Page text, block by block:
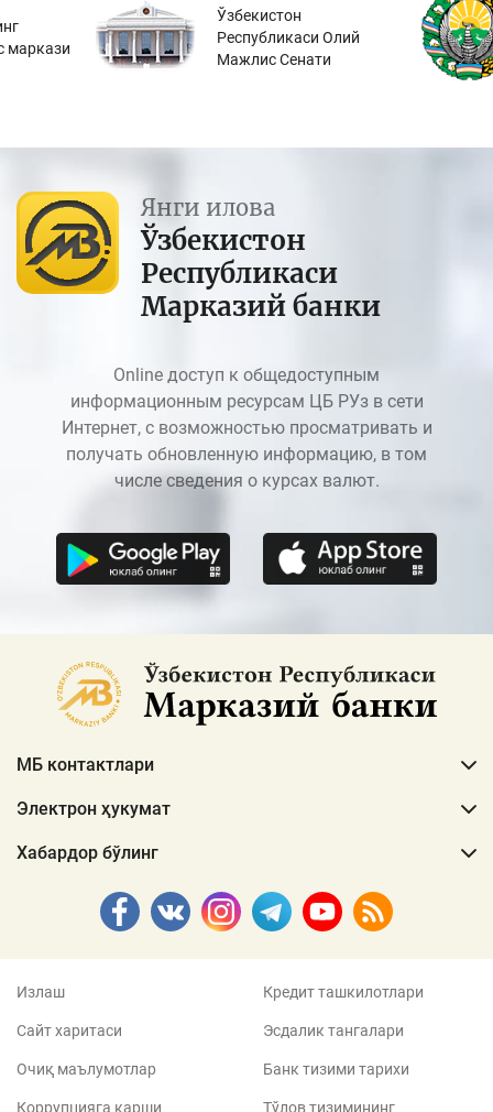
маркази
Ўзбекистон
Республикаси Олий
Мажлис Сенати
Янги илова
Ўзбекистон
Республикаси
Марказий банки
Online доступ к общедоступным
информационным ресурсам ЦБ РУз в сети
Интернет, с возможностью просматривать и
получать обновленную информацию, в том
числе сведения о курсах валют.
МБ контактлари
Электрон ҳукумат
Хабардор бўлинг
Излаш
Сайт харитаси
Очиқ маълумотлар
Коррупцияга қарши
Кредит ташкилотлари
Эсдалик тангалари
Банк тизими тарихи
Тўлов тизимининг